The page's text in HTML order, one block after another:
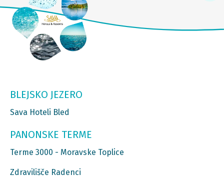
BLEJSKO JEZERO
Sava Hoteli Bled
PANONSKE TERME
Terme 3000 - Moravske Toplice
Zdravilišče Radenci